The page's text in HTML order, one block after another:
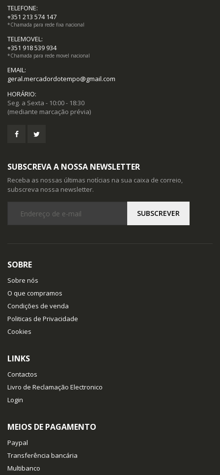
TELEFONE:
+351 213 574 147
*Chamada para rede fixa nacional
TELEMOVEL:
+351 918 539 934
*Chamada para rede movel nacional
EMAIL:
geral.mercadordotempo@gmail.com
HORÁRIO:
Seg. a Sexta - 10:00 - 18:30
(mediante marcação prévia)
SUBSCREVA A NOSSA NEWSLETTER
Receba as nossas últimas notícias na sua caixa de correio,
subscreva nossa newsletter.
SOBRE
Sobre nós
O que compramos
Condições de venda
Politicas de Privacidade
Cookies
LINKS
Contactos
Livro de Reclamação Electronico
Login
MEIOS DE PAGAMENTO
Paypal
Transferência bancária
Multibanco